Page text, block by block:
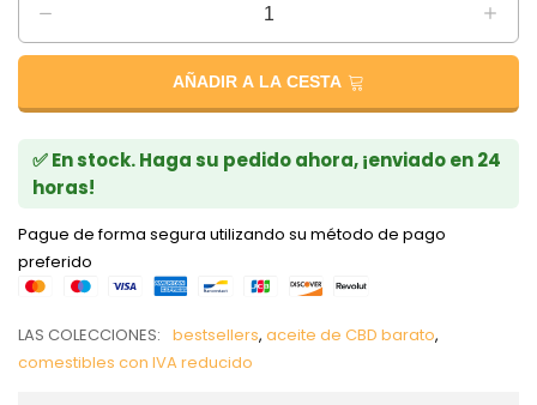
AÑADIR A LA CESTA
✅ En stock. Haga su pedido ahora, ¡enviado en 24
horas!
Pague de forma segura utilizando su método de pago
preferido
LAS COLECCIONES: bestsellers, aceite de CBD barato,
comestibles con IVA reducido